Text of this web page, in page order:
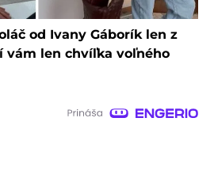
od Ivany Gáborík len z
vám len chvíľka voľného